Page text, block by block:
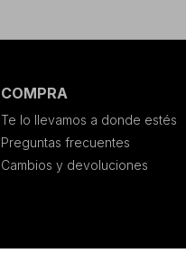
COMPRA
Te lo llevamos a donde estés
Preguntas frecuentes
Cambios y devoluciones